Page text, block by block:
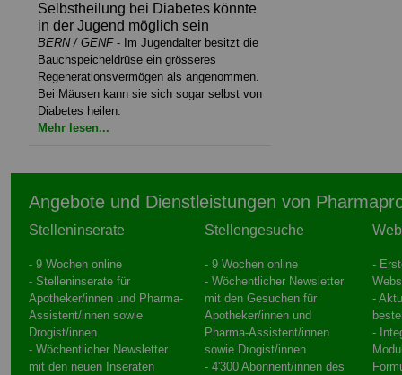
Selbstheilung bei Diabetes könnte
in der Jugend möglich sein
BERN / GENF- Im Jugendalter besitzt die
Bauchspeicheldrüse ein grösseres
Regenerationsvermögen als angenommen.
Bei Mäusen kann sie sich sogar selbst von
Diabetes heilen.
Mehr lesen...
Angebote und Dienstleistungen von
Stelleninserate
- 9 Wochen online
- Stelleninserate für
Apotheker/innen und Pharma-
Assistent/innen sowie
Drogist/innen
- Wöchentlicher Newsletter
mit den neuen Inseraten
Stellengesuche
- 9 Wochen online
- Wöchentlicher Newsletter
mit den Gesuchen für
Apotheker/innen und
Pharma-Assistent/innen
sowie Drogist/innen
- 4'300 Abonnent/innen des
-
-
-